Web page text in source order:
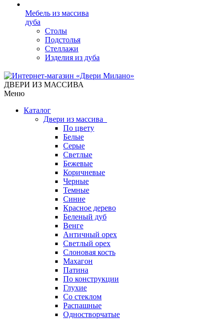
Мебель из массива
дуба
Столы
Подстолья
Стеллажи
Изделия из дуба
ДВЕРИ ИЗ МАССИВА
Меню
Каталог
Двери из массива
По цвету
Белые
Серые
Светлые
Бежевые
Коричневые
Черные
Темные
Синие
Красное дерево
Беленый дуб
Венге
Античный орех
Светлый орех
Слоновая кость
Махагон
Патина
По конструкции
Глухие
Со стеклом
Распашные
Одностворчатые